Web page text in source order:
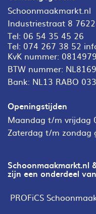
Schoonmaakmarkt.nl
Industriestraat 8
Tel: 06 54 35 45 26
Tel: 074 267 38 52
KvK nummer:
BTW nummer:
Bank: NL13 RABO
Openingstijden
Maandag t/m vrijdag
Zaterdag t/m zondag
Schoonmaakmarkt.nl
zijn een onderdeel van
PROFiCS